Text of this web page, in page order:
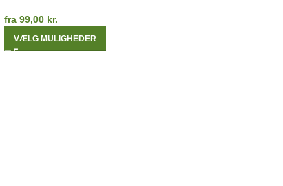
fra 99,00 kr.
VÆLG MULIGHEDER